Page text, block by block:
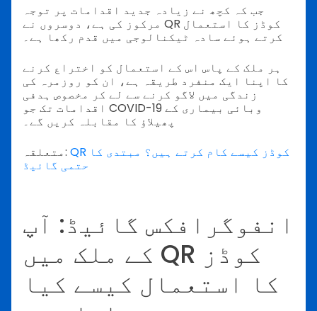
جب کہ کچھ نے زیادہ جدید اقدامات پر توجہ
مرکوز کی ہے، دوسروں نے QR کوڈز کا استعمال
کرتے ہوئے سادہ ٹیکنالوجی میں قدم رکھا ہے۔
ہر ملک کے پاس اس کے استعمال کو اختراع کرنے
کا اپنا ایک منفرد طریقہ ہے، ان کو روزمرہ کی
زندگی میں لاگو کرنے سے لے کر مخصوص ہدفی
اقدامات تک جو COVID-19 وبائی بیماری کے
متعلقہ: QR کوڈز کیسے کام کرتے ہیں؟ مبتدی کا
حتمی گائیڈ
انفوگرافکس گائیڈ: آپ
کے ملک میں QR کوڈز
کا استعمال کیسے کیا